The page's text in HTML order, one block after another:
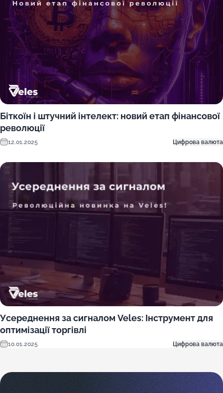
Біткоїн і штучний інтелект: новий етап фінансової
революції
12.01.2025 Цифрова валюта
Усереднення за сигналом Veles: Інструмент для
оптимізації торгівлі
10.01.2025 Цифрова валюта